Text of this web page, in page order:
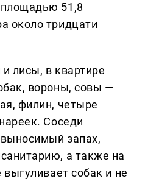
51,8
около тридцати
лисы, в квартире
вороны, совы —
филин, четыре
Соседи
запах,
а также на
выгуливает собак и не